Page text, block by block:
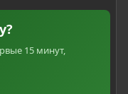
15 минут,